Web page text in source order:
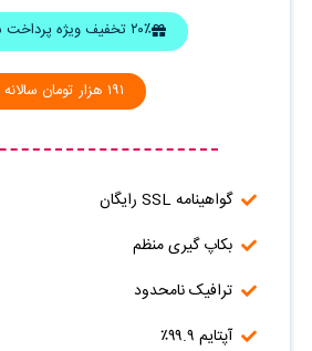
۲۰٪ تخفیف ویژه پرداخت سالیانه
۱۹۱ هزار تومان سالانه
گواهینامه SSL رایگان
بکاپ گیری منظم
ترافیک نامحدود
آپتایم ۹۹.۹٪